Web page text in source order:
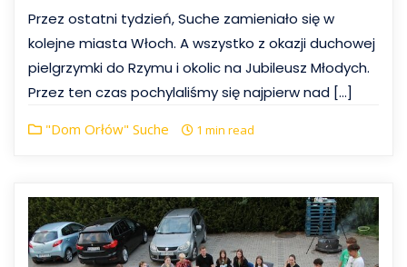
Przez ostatni tydzień, Suche zamieniało się w
kolejne miasta Włoch. A wszystko z okazji duchowej
pielgrzymki do Rzymu i okolic na Jubileusz Młodych.
Przez ten czas pochylaliśmy się najpierw nad […]
"Dom Orłów" Suche 1 min read